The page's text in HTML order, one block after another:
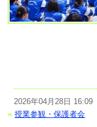
2026年04月28日 16:09
« 授業参観・保護者会